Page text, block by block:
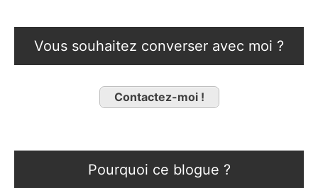
Vous souhaitez converser avec moi ?
Contactez-moi !
Pourquoi ce blogue ?